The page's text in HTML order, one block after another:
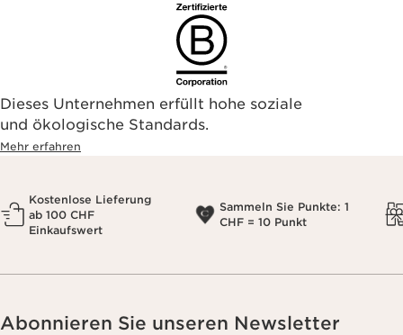
Dieses Unternehmen erfüllt hohe soziale
und ökologische Standards.
Mehr erfahren
Kostenlose Lieferung
ab 100 CHF
Einkaufswert
Sammeln Sie Punkte: 1
CHF = 10 Punkt
Abonnieren Sie unseren Newsletter